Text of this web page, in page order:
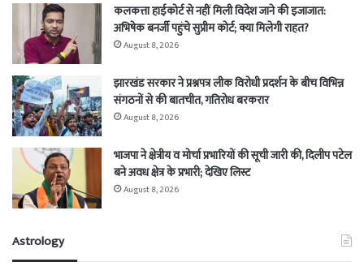
कलकत्ता हाईकोर्ट से नहीं मिली विदेश जाने की इजाजात:
अभिषेक बनर्जी पहुंचे सुप्रीम कोर्ट; क्या मिलेगी राहत?
August 8, 2026
झारखंड सरकार ने प्रश्नपत्र लीक विरोधी प्रदर्शन के बीच विभिन्न
संगठनों से की बातचीत, गतिरोध बरकरार
August 8, 2026
भाजपा ने क्षेत्रीय व मोर्चा प्रभारियों की सूची जारी की, दिलीप पटेल
बने अवध क्षेत्र के प्रभारी; देखिए लिस्ट
August 8, 2026
Astrology